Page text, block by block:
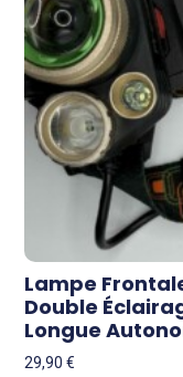
Lampe
Double
Longue
29,90€